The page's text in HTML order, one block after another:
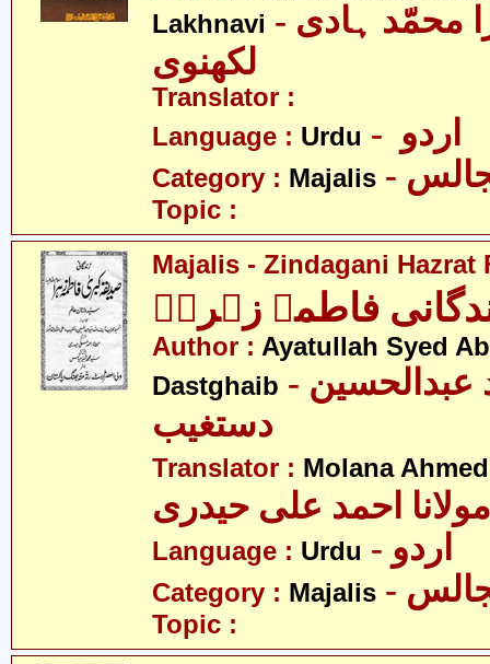
Lakhnavi - علامہ مرزا محمّد ہادی
لکھنوی
Translator :
Language : Urdu
Category : Majalis
Topic :
Majalis - Zindagani Hazrat
فاطمہ زہراؑ
Author : Ayatullah Syed
Dastghaib - آیت اللہ سید عبدالحسین
دستغیب
Translator : Molana
مولانا احمد علی حیدری
Language : Urdu - اردو
Category : Majalis
Topic :